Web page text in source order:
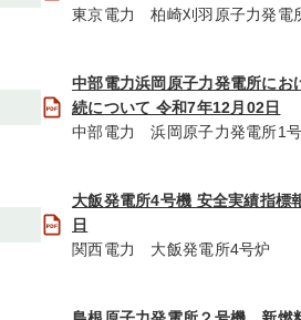
東京電力 柏崎刈羽原子力発電
中部電力浜岡原子力発電所に
続について 令和7年12月02日
中部電力 浜岡原子力発電所1
大飯発電所4号機 安全実績指標
日
関西電力 大飯発電所4号炉